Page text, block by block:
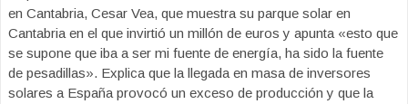
en Cantabria, Cesar Vea, que muestra su parque solar en
Cantabria en el que invirtió un millón de euros y apunta «esto que
se supone que iba a ser mi fuente de energía, ha sido la fuente
de pesadillas». Explica que la llegada en masa de inversores
solares a España provocó un exceso de producción y que la